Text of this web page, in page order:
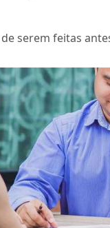
serem feitas